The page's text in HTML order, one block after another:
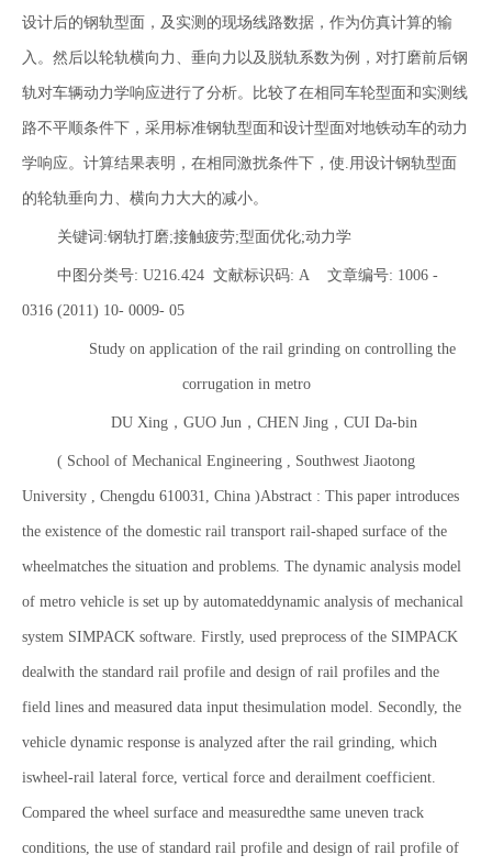
设计后的钢轨型面，及实测的现场线路数据，作为仿真计算的输
入。然后以轮轨横向力、垂向力以及脱轨系数为例，对打磨前后钢
轨对车辆动力学响应进行了分析。比较了在相同车轮型面和实测线
路不平顺条件下，采用标准钢轨型面和设计型面对地铁动车的动力
学响应。计算结果表明，在相同激扰条件下，使.用设计钢轨型面
的轮轨垂向力、横向力大大的减小。
关键词:钢轨打磨;接触疲劳;型面优化;动力学
中图分类号: U216.424 文献标识码: A 文章编号: 1006 -
0316 (2011) 10- 0009- 05
Study on application of the rail grinding on controlling the
corrugation in metro
DU Xing，GUO Jun，CHEN Jing，CUI Da-bin
( School of Mechanical Engineering , Southwest Jiaotong
University , Chengdu 610031, China )Abstract : This paper introduces
the existence of the domestic rail transport rail-shaped surface of the
wheelmatches the situation and problems. The dynamic analysis model
of metro vehicle is set up by automateddynamic analysis of mechanical
system SIMPACK software. Firstly, used preprocess of the SIMPACK
dealwith the standard rail profile and design of rail profiles and the
field lines and measured data input thesimulation model. Secondly, the
vehicle dynamic response is analyzed after the rail grinding, which
iswheel-rail lateral force, vertical force and derailment coefficient.
Compared the wheel surface and measuredthe same uneven track
conditions, the use of standard rail profile and design of rail profile of